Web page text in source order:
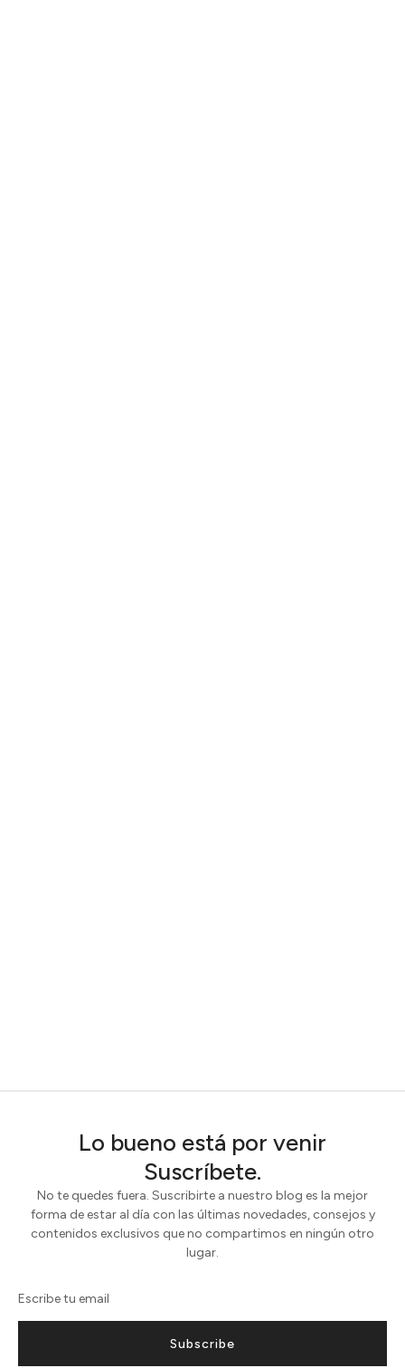
Lo bueno está por venir
Suscríbete.
No te quedes fuera. Suscribirte a nuestro blog es la mejor
forma de estar al día con las últimas novedades, consejos y
contenidos exclusivos que no compartimos en ningún otro
lugar.
Subscribe